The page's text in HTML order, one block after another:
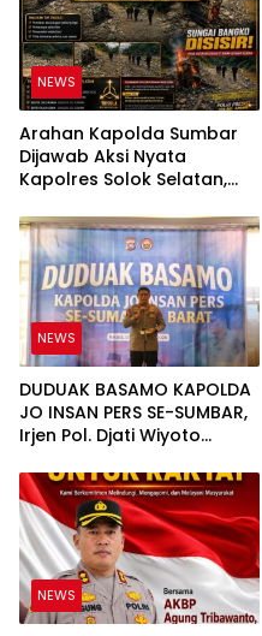
NEWS
Arahan Kapolda Sumbar
Dijawab Aksi Nyata
Kapolres Solok Selatan,
Bukan Sekadar Slogan
NEWS
DUDUAK BASAMO KAPOLDA
JO INSAN PERS SE-SUMBAR,
Irjen Pol. Djati Wiyoto
Ruang bagi Pelanggar
Hukum di Internal Polri
NEWS